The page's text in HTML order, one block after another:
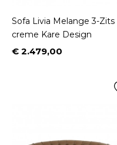
Sofa Livia Melange 3-Zits
creme Kare Design
Prijs
€ 2.479,00